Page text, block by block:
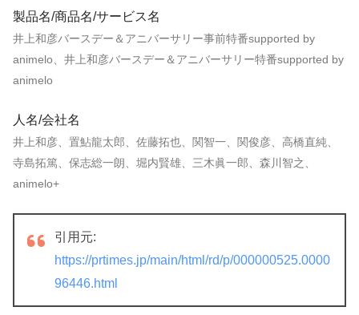
製品名/商品名/サービス名
井上和彦バースデー＆アニバーサリー事前特番supported by
animelo、井上和彦バースデー＆アニバーサリー特番supported by
animelo
人名/会社名
井上和彦、置鮎龍太郎、佐藤拓也、関智一、関俊彦、高橋直純、
寺島拓篤、保志総一朗、堀内賢雄、三木眞一郎、森川智之、
animelo+
引用元:
https://prtimes.jp/main/html/rd/p/000000525.0000
96446.html